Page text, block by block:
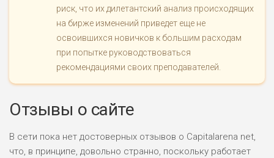
риск, что их дилетантский анализ происходящих
на бирже изменений приведет еще не
освоившихся новичков к большим расходам
при попытке руководствоваться
рекомендациями своих преподавателей.
Отзывы о сайте
В сети пока нет достоверных отзывов о Capitalarena net,
что, в принципе, довольно странно, поскольку работает